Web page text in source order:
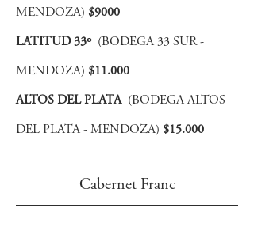
MENDOZA) $9000
LATITUD 33º (BODEGA 33 SUR -
MENDOZA) $11.000
ALTOS DEL PLATA (BODEGA ALTOS
DEL PLATA - MENDOZA) $15.000
Cabernet Franc